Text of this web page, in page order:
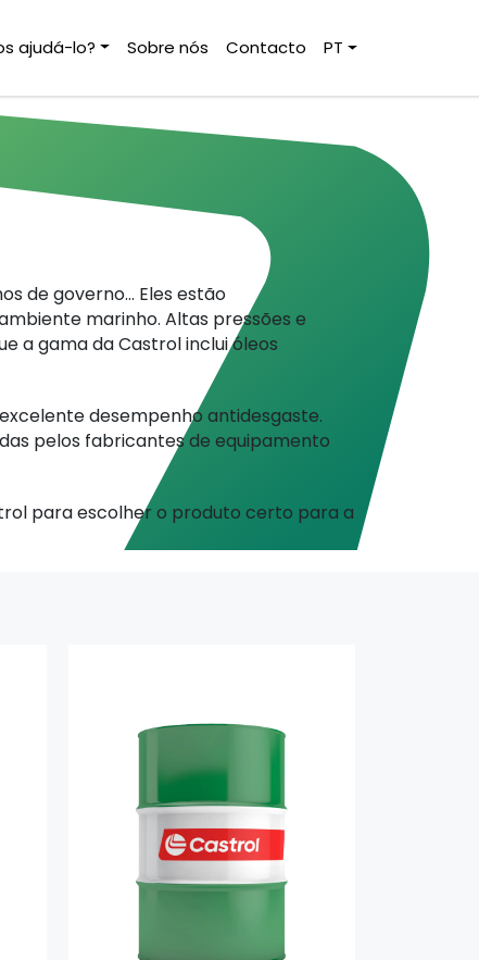
ajudá-lo? Sobre nós Contacto PT
de governo… Eles estão
marinho. Altas pressões e
a gama da Castrol inclui óleos
desempenho antidesgaste.
pelos fabricantes de equipamento
para escolher o produto certo para a